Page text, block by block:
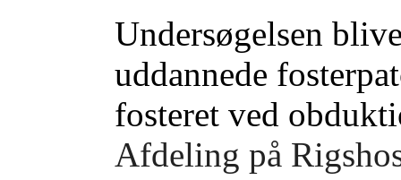
Undersøgelsen
uddannede
fosteret ved
Afdeling på